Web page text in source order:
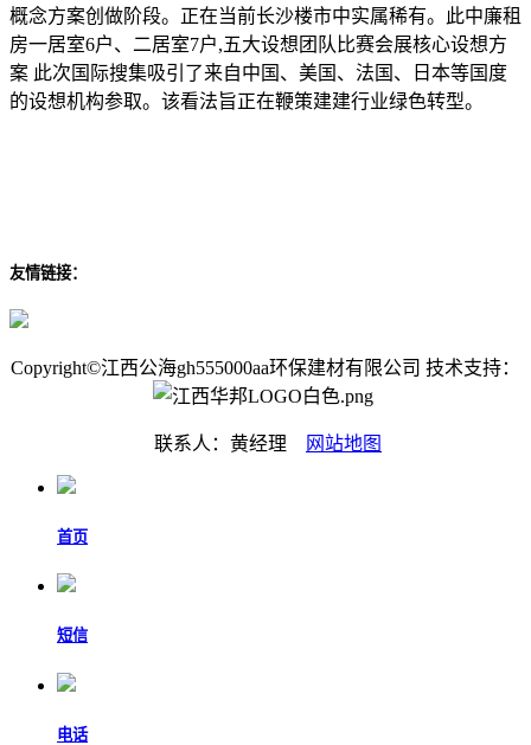
概念方案创做阶段。正在当前长沙楼市中实属稀有。此中廉租
房一居室6户、二居室7户,五大设想团队比赛会展核心设想方
案 此次国际搜集吸引了来自中国、美国、法国、日本等国度
的设想机构参取。该看法旨正在鞭策建建行业绿色转型。
友情链接：
Copyright©江西公海gh555000aa环保建材有限公司 技术支持：
联系人：黄经理 网站地图
首页
短信
电话